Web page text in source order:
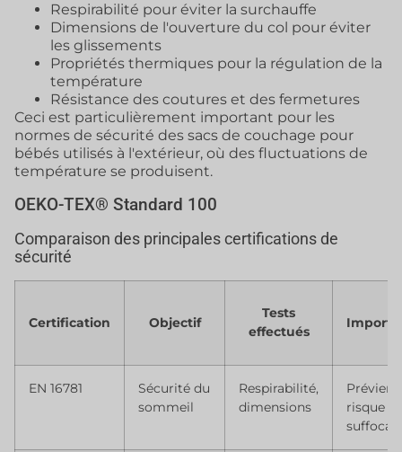
Respirabilité pour éviter la surchauffe
Dimensions de l'ouverture du col pour éviter
les glissements
Propriétés thermiques pour la régulation de la
température
Résistance des coutures et des fermetures
Ceci est particulièrement important pour les
normes de sécurité des sacs de couchage pour
bébés utilisés à l'extérieur, où des fluctuations de
température se produisent.
OEKO-TEX® Standard 100
Comparaison des principales certifications de
sécurité
Certification Objectif
Tests
effectués
EN 16781
Sécurité du
sommeil
Respirabilité,
dimensions
Prévient
risque